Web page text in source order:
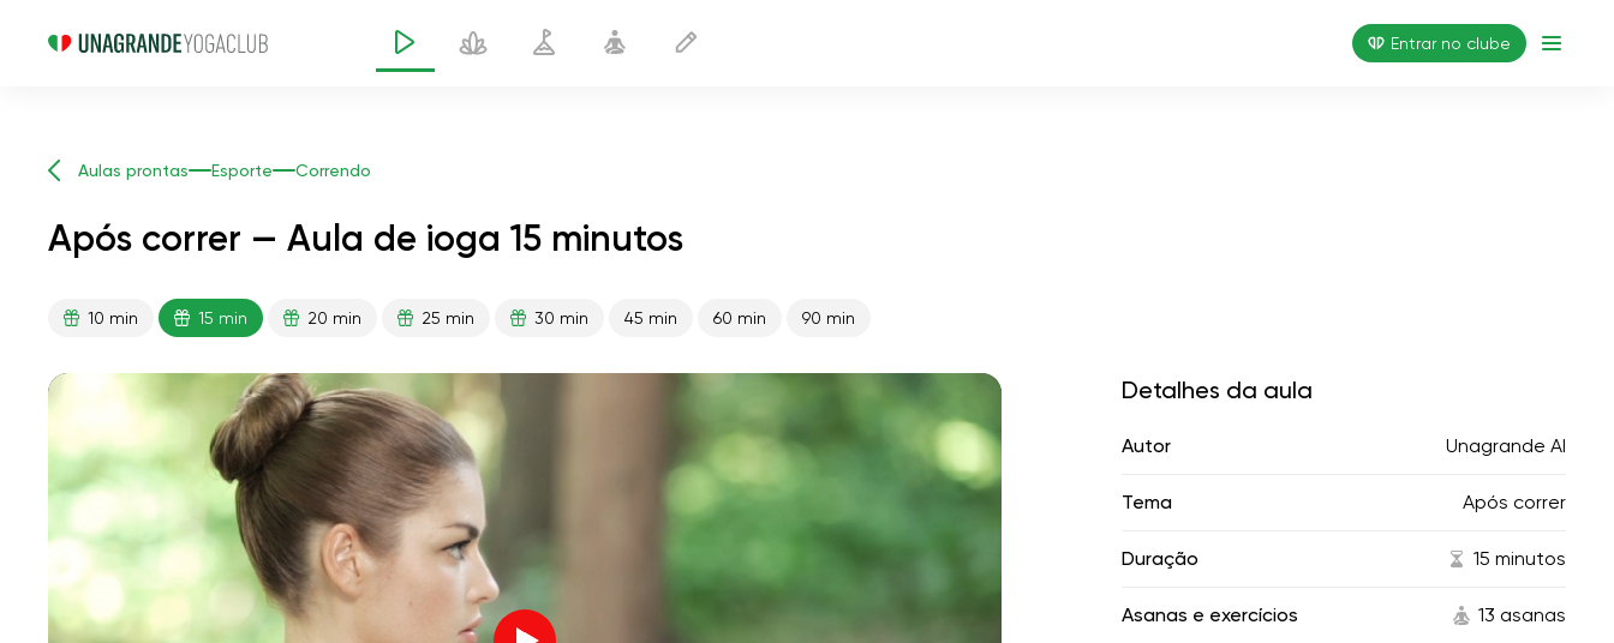
Entrar no clube
Aulas prontas Esporte Correndo
Após correr — Aula de ioga 15 minutos
10 min 15 min 20 min 25 min 30 min 45 min 60 min 90 min
01:44
Detalhes da aula
Autor Unagrande AI
Tema Após correr
Duração 15 minutos
Asanas e exercícios 13 asanas